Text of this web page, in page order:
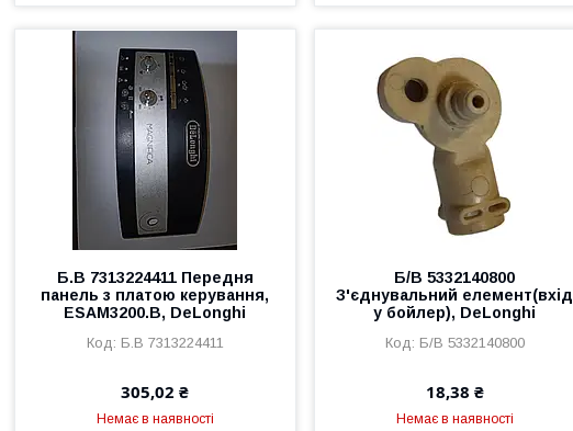
Б.В 7313224411 Передня
панель з платою керування,
ESAM3200.B, DeLonghi
Б.В 7313224411
305,02 ₴
Немає в наявності
Б/В 5332140800
З'єднувальний елемент(вхід
у бойлер), DeLonghi
Б/В 5332140800
18,38 ₴
Немає в наявності